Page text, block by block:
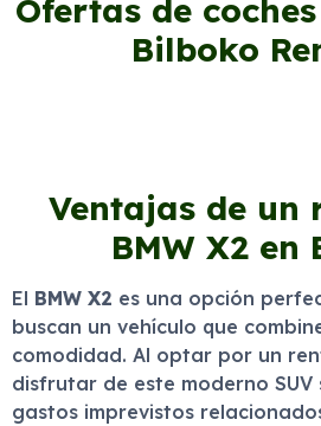
Ofertas de
Bilboko
Ventajas de un
BMW X2 en
El BMW X2 es una opción
buscan un vehículo que
comodidad. Al optar por un
disfrutar de este moderno
gastos imprevistos